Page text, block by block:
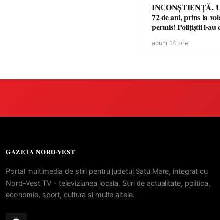
INCONȘTIENȚĂ.
72 de ani, prins la
permis! Polițiștii l-au
acum 14 ore
GAZETA NORD-VEST
Portal multimedia de stiri pentru judetul Satu Mare, integrat cu
Nord-Vest TV - televiziunea locala. Stiri de actualitate, politica,
economie, sport, cultura si multe altele.